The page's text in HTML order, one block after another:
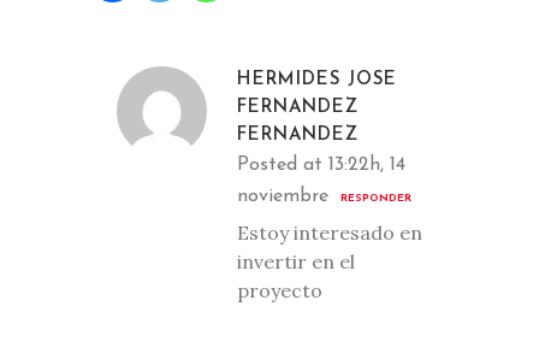
HERMIDES JOSE
FERNANDEZ
FERNANDEZ
Posted at 13:22h, 14
noviembre
RESPONDER
Estoy interesado en
invertir en el
proyecto